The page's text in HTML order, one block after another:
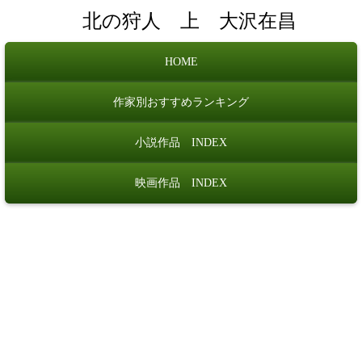
北の狩人 上 大沢在昌
HOME
作家別おすすめランキング
小説作品 INDEX
映画作品 INDEX